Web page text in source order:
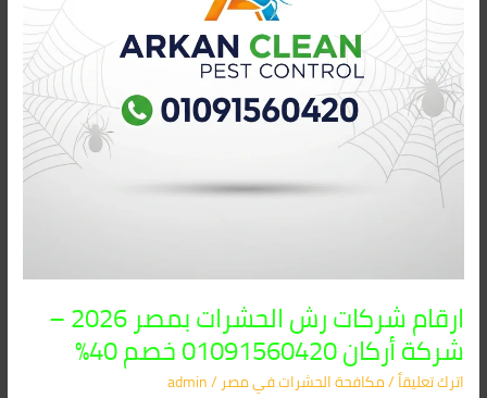
ارقام شركات رش الحشرات بمصر 2026 –
شركة أركان 01091560420 خصم 40%
اترك تعليقاً/مكافحة الحشرات في مصر/
admin
شركة
أركان
01091560420
خصم
40%